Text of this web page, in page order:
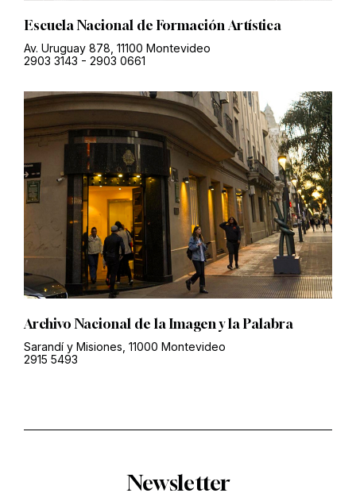
Escuela Nacional de Formación Artística
Av. Uruguay 878, 11100 Montevideo
2903 3143 - 2903 0661
Archivo Nacional de la Imagen y la Palabra
Sarandí y Misiones, 11000 Montevideo
2915 5493
Newsletter